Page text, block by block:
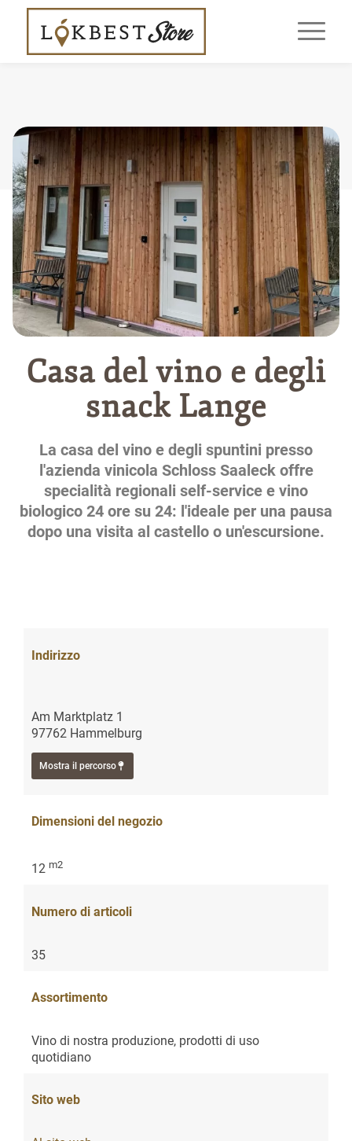
Casa del vino e degli
snack Lange
La casa del vino e degli spuntini presso
l'azienda vinicola Schloss Saaleck offre
specialità regionali self-service e vino
biologico 24 ore su 24: l'ideale per una pausa
dopo una visita al castello o un'escursione.
Indirizzo
Am Marktplatz 1
97762 Hammelburg
Mostra il percorso
Dimensioni del negozio
12 m2
Numero di articoli
35
Assortimento
Vino di nostra produzione, prodotti di uso
quotidiano
Sito web